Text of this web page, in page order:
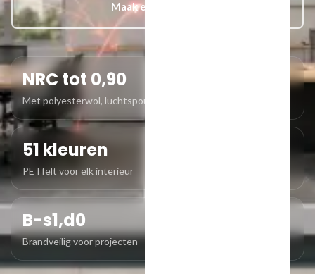
Maak een afspraak
NRC tot 0,90
Met polyesterwol, luchtspouw of dikker materiaal
51 kleuren
PETfelt voor elk interieur
B-s1,d0
Brandveilig voor projecten